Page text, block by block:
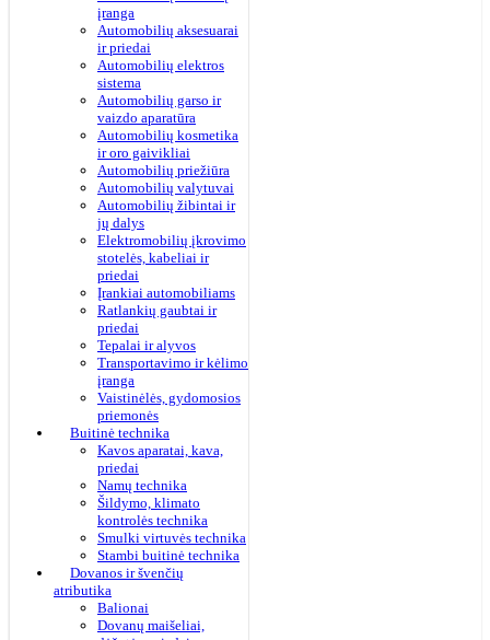
įranga
Automobilių aksesuarai
ir priedai
Automobilių elektros
sistema
Automobilių garso ir
vaizdo aparatūra
Automobilių kosmetika
ir oro gaivikliai
Automobilių priežiūra
Automobilių valytuvai
Automobilių žibintai ir
jų dalys
Elektromobilių įkrovimo
stotelės, kabeliai ir
priedai
Įrankiai automobiliams
Ratlankių gaubtai ir
priedai
Tepalai ir alyvos
Transportavimo ir kėlimo
įranga
Vaistinėlės, gydomosios
priemonės
Buitinė technika
Kavos aparatai, kava,
priedai
Namų technika
Šildymo, klimato
kontrolės technika
Smulki virtuvės technika
Stambi buitinė technika
Dovanos ir švenčių
atributika
Balionai
Dovanų maišeliai,